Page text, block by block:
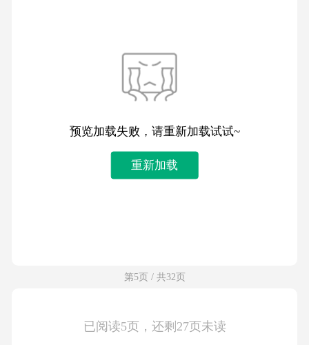
预览加载失败，请重新加载试试~
重新加载
第5页 / 共32页
已阅读5页，还剩27页未读